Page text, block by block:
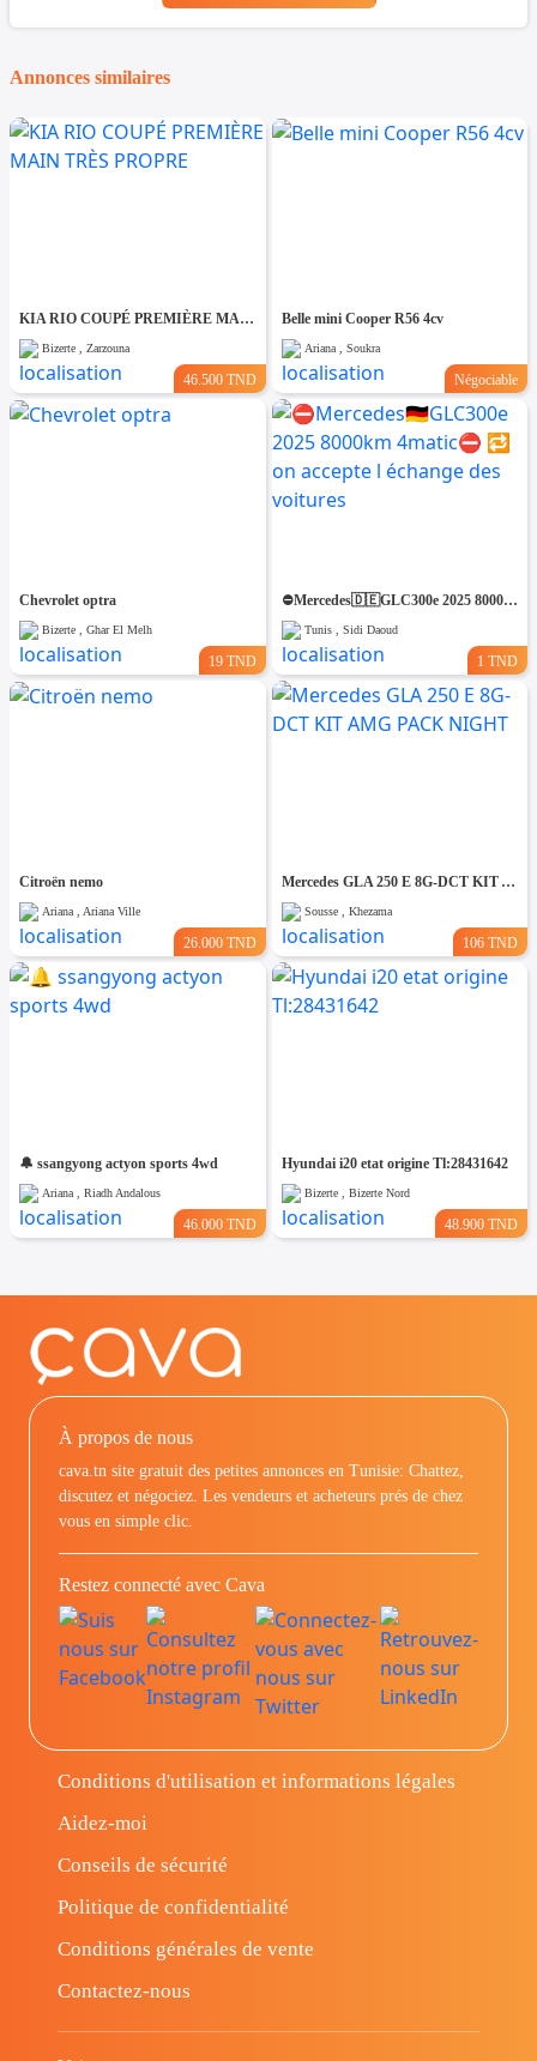
Annonces similaires
KIA RIO COUPÉ PREMIÈRE MAIN TRÈS PROPRE
Bizerte , Zarzouna
46.500 TND
Belle mini Cooper R56 4cv
Ariana , Soukra
Négociable
Chevrolet optra
Bizerte , Ghar El Melh
19 TND
⛔️Mercedes🇩🇪GLC300e 2025 8000km 4matic⛔️ 🔁 on accepte l échange des voitures
Tunis , Sidi Daoud
1 TND
Citroën nemo
Ariana , Ariana Ville
26.000 TND
Mercedes GLA 250 E 8G-DCT KIT AMG PACK NIGHT
Sousse , Khezama
106 TND
🔔 ssangyong actyon sports 4wd
Ariana , Riadh Andalous
46.000 TND
Hyundai i20 etat origine Tl:28431642
Bizerte , Bizerte Nord
48.900 TND
À propos de nous
cava.tn site gratuit des petites annonces en Tunisie: Chattez,
discutez et négociez. Les vendeurs et acheteurs prés de chez
vous en simple clic.
Restez connecté avec Cava
Conditions d'utilisation et informations légales
Aidez-moi
Conseils de sécurité
Politique de confidentialité
Conditions générales de vente
Contactez-nous